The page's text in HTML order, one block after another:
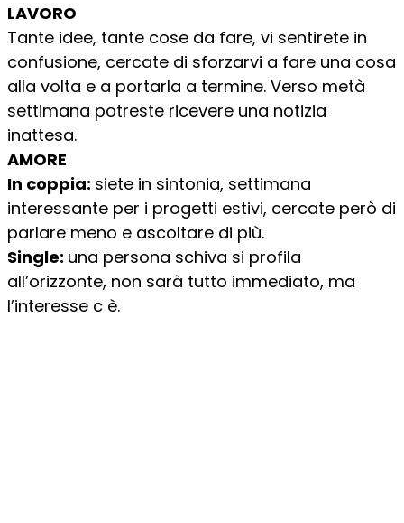
LAVORO
Tante idee, tante cose da fare, vi sentirete in
confusione, cercate di sforzarvi a fare una cosa
alla volta e a portarla a termine. Verso metà
settimana potreste ricevere una notizia
inattesa.
AMORE
In coppia: siete in sintonia, settimana
interessante per i progetti estivi, cercate però di
parlare meno e ascoltare di più.
Single: una persona schiva si profila
all’orizzonte, non sarà tutto immediato, ma
l’interesse c è.